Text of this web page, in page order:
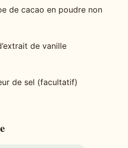
de cacao en poudre non
de vanille
de sel (facultatif)